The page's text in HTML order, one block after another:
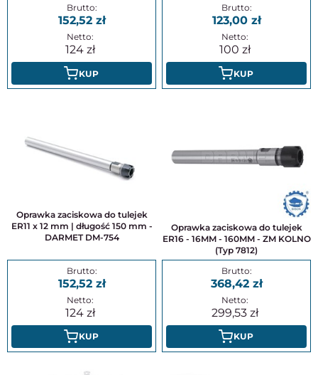
152,52
124
KUP
123,00
100
KUP
Oprawka zaciskowa do tulejek
ER11 x 12 mm | długość 150 mm -
DARMET DM-754
152,52
124
KUP
Oprawka zaciskowa do tulejek
ER16 - 16MM - 160MM - ZM KOLNO
(Typ 7812)
368,42
299,53
KUP